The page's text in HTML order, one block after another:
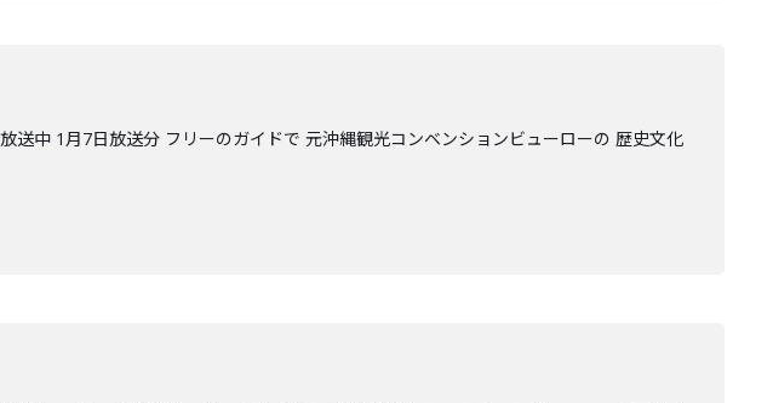
1月7日放送分 フリーのガイドで 元沖縄観光コンベンションビューローの 歴史文化